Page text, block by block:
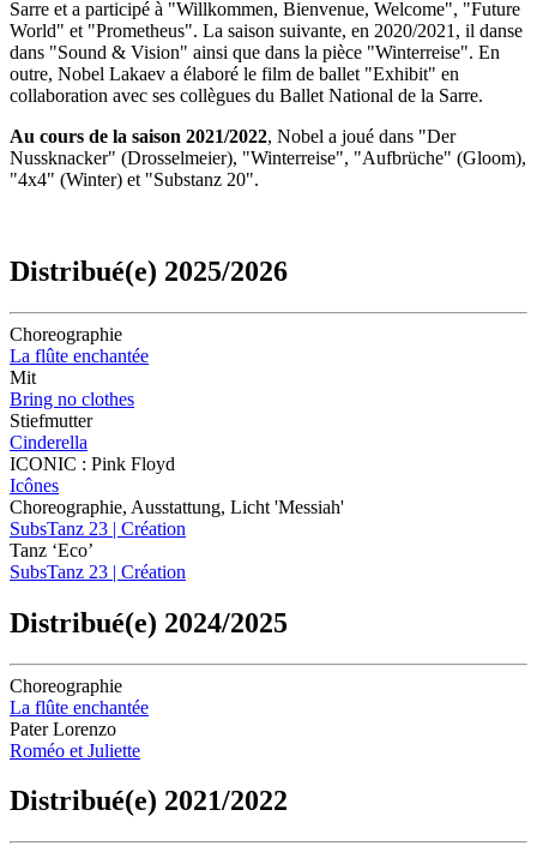
Sarre et a participé à "Willkommen, Bienvenue, Welcome", "Future
World" et "Prometheus". La saison suivante, en 2020/2021, il danse
dans "Sound & Vision" ainsi que dans la pièce "Winterreise". En
outre, Nobel Lakaev a élaboré le film de ballet "Exhibit" en
collaboration avec ses collègues du Ballet National de la Sarre.
Au cours de la saison 2021/2022, Nobel a joué dans "Der
Nussknacker" (Drosselmeier), "Winterreise", "Aufbrüche" (Gloom),
"4x4" (Winter) et "Substanz 20".
Distribué(e) 2025/2026
Choreographie
La flûte enchantée
Mit
Bring no clothes
Stiefmutter
Cinderella
ICONIC : Pink Floyd
Icônes
Choreographie, Ausstattung, Licht 'Messiah'
SubsTanz 23 | Création
Tanz ‘Eco’
SubsTanz 23 | Création
Distribué(e) 2024/2025
Choreographie
La flûte enchantée
Pater Lorenzo
Roméo et Juliette
Distribué(e) 2021/2022